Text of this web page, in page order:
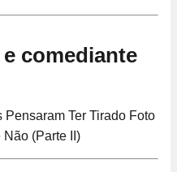
comediante